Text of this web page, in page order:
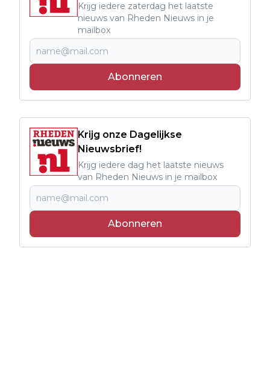
Krijg iedere zaterdag het laatste
nieuws van Rheden Nieuws in je
mailbox
Abonneren
Krijg onze Dagelijkse
Nieuwsbrief!
Krijg iedere dag het laatste nieuws
van Rheden Nieuws in je mailbox
Abonneren